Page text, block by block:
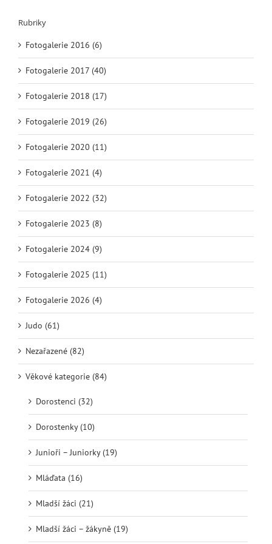
Rubriky
Fotogalerie 2016 (6)
Fotogalerie 2017 (40)
Fotogalerie 2018 (17)
Fotogalerie 2019 (26)
Fotogalerie 2020 (11)
Fotogalerie 2021 (4)
Fotogalerie 2022 (32)
Fotogalerie 2023 (8)
Fotogalerie 2024 (9)
Fotogalerie 2025 (11)
Fotogalerie 2026 (4)
Judo (61)
Nezařazené (82)
Věkové kategorie (84)
Dorostenci (32)
Dorostenky (10)
Junioři – Juniorky (19)
Mláďata (16)
Mladší žáci (21)
Mladší žáci – žákyně (19)